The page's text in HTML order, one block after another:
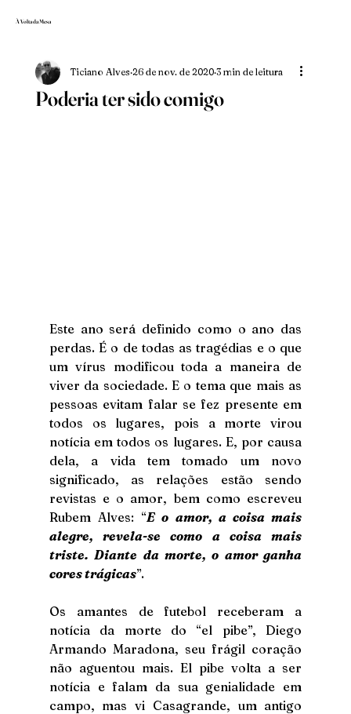
À Volta da Mesa
Poderia ter sido comigo
Ticiano Alves 26 de nov. de 2020 3 min de leitura
Este ano será definido como o ano das
perdas. É o de todas as tragédias e o que
um vírus modificou toda a maneira de
viver da sociedade. E o tema que mais as
pessoas evitam falar se fez presente em
todos os lugares, pois a morte virou
notícia em todos os lugares. E, por causa
dela, a vida tem tomado um novo
significado, as relações estão sendo
revistas e o amor, bem como escreveu
Rubem Alves: “E o amor, a coisa mais
alegre, revela-se como a coisa mais
triste. Diante da morte, o amor ganha
cores trágicas”.
Os amantes de futebol receberam a
notícia da morte do “el pibe”, Diego
Armando Maradona, seu frágil coração
não aguentou mais. El pibe volta a ser
notícia e falam da sua genialidade em
campo, mas vi Casagrande, um antigo